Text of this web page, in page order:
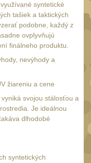
syntetické
tašiek a taktických
podobne, každý z
ovplyvňujú
finálneho produktu.
nevýhody a
žiareniu a cene
svojou stálosťou a
Je ideálnou
dlhodobé
syntetických